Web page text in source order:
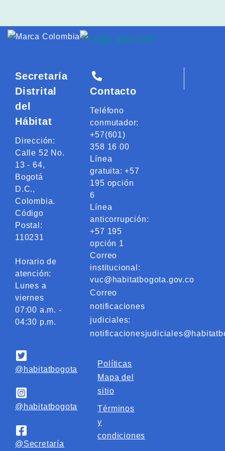
Secretaría
Distrital
del
Hábitat
Dirección:
Calle 52 No.
13 - 64,
Bogotá
D.C.,
Colombia.
Código
Postal:
110231
Horario de
atención:
Lunes a
viernes
07:00 a.m. -
04:30 p.m.
@habitatbogota
@habitatbogota
@Secretaría
Contacto
Teléfono
conmutador:
+57(601)
358 16 00
Línea
gratuita: +57
195 opción
6
Línea
anticorrupción:
+57 195
opción 1
Correo
institucional:
vuc@habitatbogota.gov.co
Correo
notificaciones
judiciales:
Políticas
Mapa del
sitio
Términos
y
condiciones
Logo marca Colombia